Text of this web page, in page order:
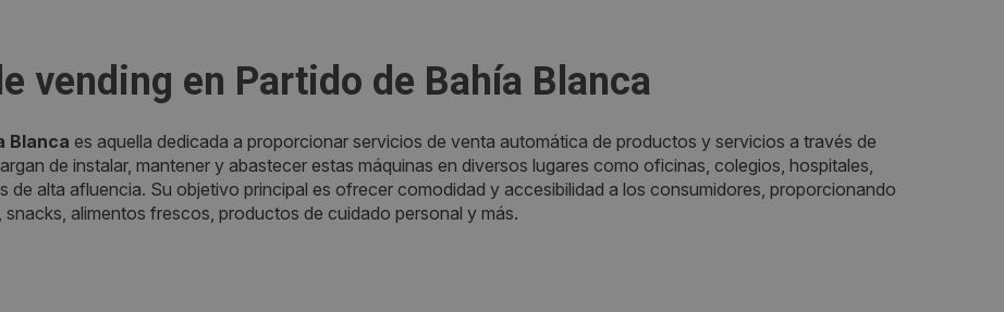
vending en Partido de Bahía Blanca
Blanca es aquella dedicada a proporcionar servicios de venta automática de productos y servicios a través de
de instalar, mantener y abastecer estas máquinas en diversos lugares como oficinas, colegios, hospitales,
alta afluencia. Su objetivo principal es ofrecer comodidad y accesibilidad a los consumidores, proporcionando
alimentos frescos, productos de cuidado personal y más.